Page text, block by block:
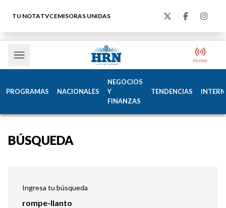
TU NOTATVCEMISORAS UNIDAS
PROGRAMAS NACIONALES
NEGOCIOS
Y
FINANZAS
TENDENCIAS
BÚSQUEDA
Ingresa tu búsqueda